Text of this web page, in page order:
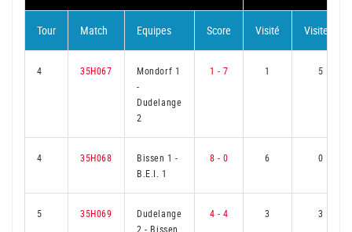
Tour Match Equipes Score Visité Visiteur
4 35H067
Mondorf 1
-
Dudelange
2
1 - 7 1 5
4 35H068 Bissen 1-
B.E.I. 1
8 - 0 6 0
5 35H069
Dudelange
2- Bissen
4 - 4 3 3